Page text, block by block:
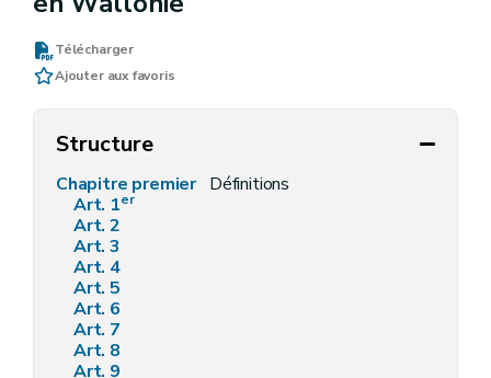
Télécharger
Ajouter aux favoris
Structure
Chapitre premier Définitions
Art. 1er
Art. 2
Art. 3
Art. 4
Art. 5
Art. 6
Art. 7
Art. 8
Art. 9